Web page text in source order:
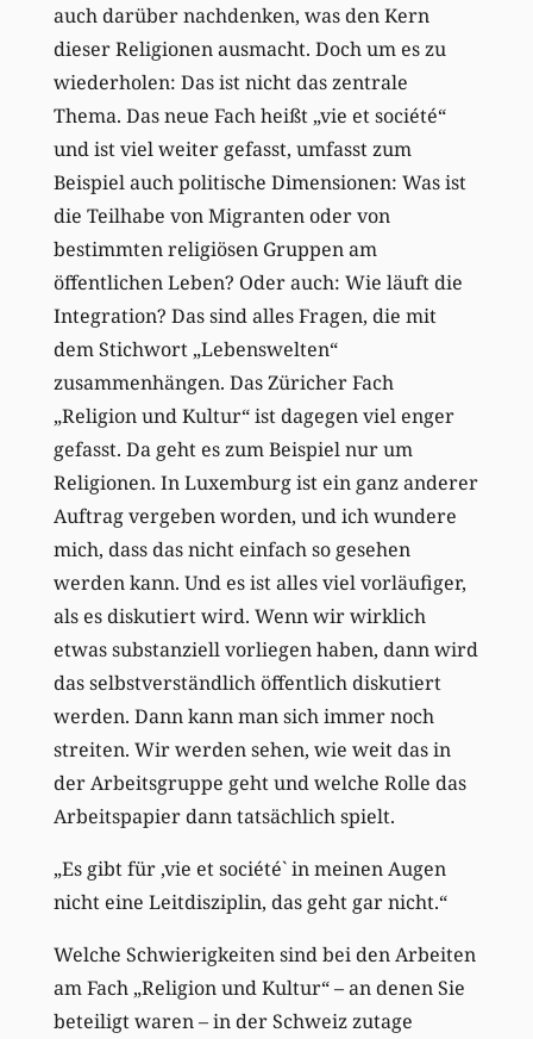
auch darüber nachdenken, was den Kern
dieser Religionen ausmacht. Doch um es zu
wiederholen: Das ist nicht das zentrale
Thema. Das neue Fach heißt „vie et société“
und ist viel weiter gefasst, umfasst zum
Beispiel auch politische Dimensionen: Was ist
die Teilhabe von Migranten oder von
bestimmten religiösen Gruppen am
öffentlichen Leben? Oder auch: Wie läuft die
Integration? Das sind alles Fragen, die mit
dem Stichwort „Lebenswelten“
zusammenhängen. Das Züricher Fach
„Religion und Kultur“ ist dagegen viel enger
gefasst. Da geht es zum Beispiel nur um
Religionen. In Luxemburg ist ein ganz anderer
Auftrag vergeben worden, und ich wundere
mich, dass das nicht einfach so gesehen
werden kann. Und es ist alles viel vorläufiger,
als es diskutiert wird. Wenn wir wirklich
etwas substanziell vorliegen haben, dann wird
das selbstverständlich öffentlich diskutiert
werden. Dann kann man sich immer noch
streiten. Wir werden sehen, wie weit das in
der Arbeitsgruppe geht und welche Rolle das
Arbeitspapier dann tatsächlich spielt.
„Es gibt für ‚vie et société` in meinen Augen
nicht eine Leitdisziplin, das geht gar nicht.“
Welche Schwierigkeiten sind bei den Arbeiten
am Fach „Religion und Kultur“ – an denen Sie
beteiligt waren – in der Schweiz zutage